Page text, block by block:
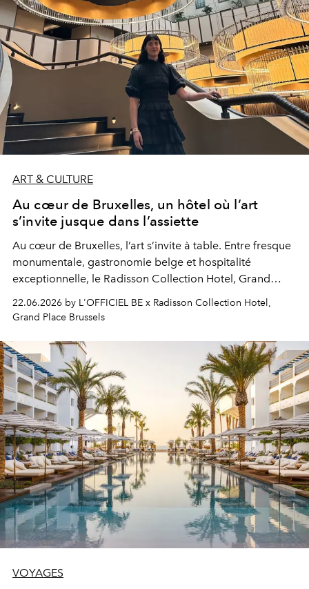
ART & CULTURE
Au cœur de Bruxelles, un hôtel où l’art
s’invite jusque dans l’assiette
Au cœur de Bruxelles, l’art s’invite à table. Entre fresque
monumentale, gastronomie belge et hospitalité
exceptionnelle, le Radisson Collection Hotel, Grand
Place Brussels, transforme le séjour en immersion
culturelle signée Kiama Sophia, artiste australienne.
22.06.2026 by L'OFFICIEL BE x Radisson Collection Hotel,
Grand Place Brussels
VOYAGES